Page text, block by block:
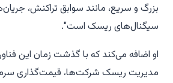
بزرگ و سریع، مانند سوابق تراکنش،
سیگنال‌های ریسک است".
او اضافه می‌کند که با گذشت زمان این
مدیریت ریسک شرکت‌ها، قیمت‌گذاری